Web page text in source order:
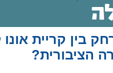
בין קריית
הציבורית?